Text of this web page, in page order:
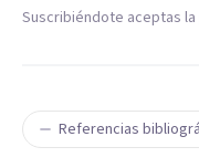
Suscribiéndote aceptas
Referencias